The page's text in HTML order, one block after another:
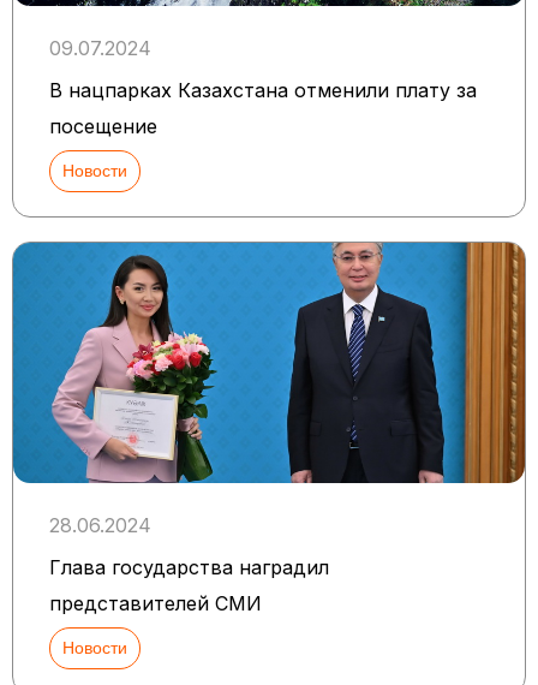
09.07.2024
В нацпарках Казахстана отменили плату за
посещение
Новости
28.06.2024
Глава государства наградил
представителей СМИ
Новости